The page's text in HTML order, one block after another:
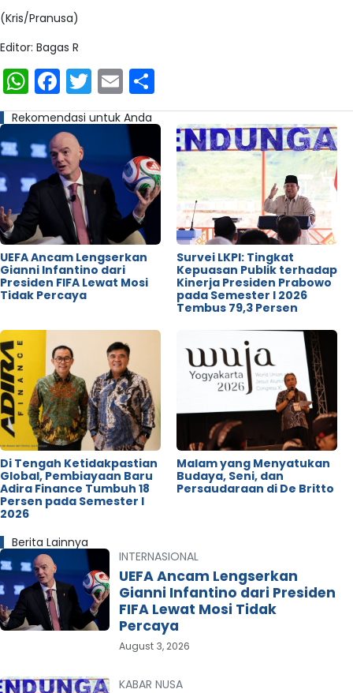
(Kris/Pranusa)
Editor: Bagas R
WhatsApp
Facebook
Twitter
Email
Rekomendasi untuk Anda
UEFA Ancam Lengserkan
Gianni Infantino dari
Presiden FIFA Lewat Mosi
Tidak Percaya
Survei LKPI: Tingkat
Kepuasan Publik terhadap
Kinerja Presiden Prabowo
pada Semester I 2026
Tembus 79,3 Persen
Di Tengah Ketidakpastian
Global, Pembiayaan Baru
Adira Finance Tumbuh 18
Persen pada Semester I
2026
Malam yang Menyatukan
Budaya, Seni, dan
Persaudaraan di De Britto
Berita Lainnya
INTERNASIONAL
UEFA Ancam Lengserkan
Gianni Infantino dari Presiden
FIFA Lewat Mosi Tidak
Percaya
August 3, 2026
KABAR NUSA